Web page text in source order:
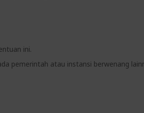
ini.
pemerintah atau instansi berwenang